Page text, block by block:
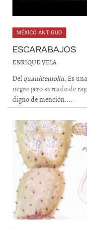
MÉXICO ANTIGUO
ESCARABAJOS
ENRIQUE VELA
Del quauhtemolin. Es
negro pero surcado de
digno de mención....